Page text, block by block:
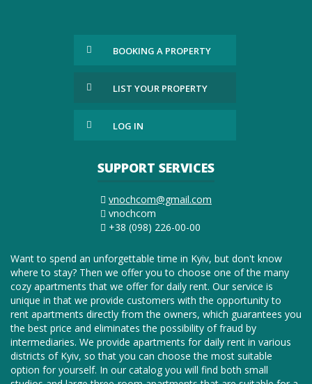
BOOKING A PROPERTY
LIST YOUR PROPERTY
LOG IN
SUPPORT SERVICES
vnochcom@gmail.com
vnochcom
+38 (098) 226-00-00
Want to spend an unforgettable time in Kyiv, but don't know
where to stay? Then we offer you to choose one of the many
cozy apartments that we offer for daily rent. Our service is
unique in that we provide customers with the opportunity to
rent apartments directly from the owners, which guarantees you
the best price and eliminates the possibility of fraud by
intermediaries. We provide apartments for daily rent in various
districts of Kyiv, so that you can choose the most suitable
option for yourself. In our catalog you will find both small